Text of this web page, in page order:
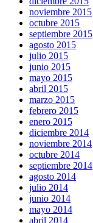
noviembre 2015
octubre 2015
septiembre 2015
agosto 2015
julio 2015
junio 2015
mayo 2015
abril 2015
marzo 2015
febrero 2015
enero 2015
diciembre 2014
noviembre 2014
octubre 2014
septiembre 2014
agosto 2014
julio 2014
junio 2014
mayo 2014
abril 2014